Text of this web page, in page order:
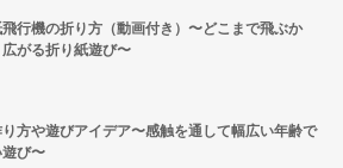
飛行機の折り方（動画付き）〜どこまで飛ぶか
がる折り紙遊び〜
方や遊びアイデア〜感触を通して幅広い年齢で
び〜